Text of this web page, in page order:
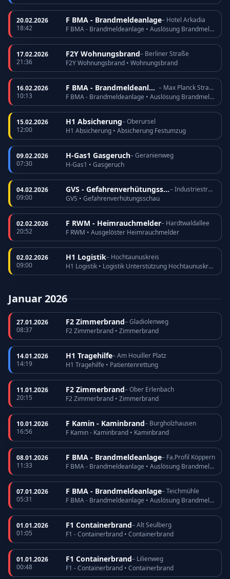
20.02.2026
18:42
F BMA - Brandmeldeanlage– Hotel Arkadia
F BMA - Brandmeldeanlage • Auslösung Brandmeldeanlage
17.02.2026
21:36
F2Y Wohnungsbrand– Berliner Straße
F2Y Wohnungsbrand • Wohnungsbrand
16.02.2026
10:13
F BMA - Brandmeldeanlage
– Max Planck Straße
F BMA - Brandmeldeanlage • Auslösung Brandmeldeanlage
15.02.2026
12:00
H1 Absicherung– Oberursel
H1 Absicherung • Absicherung Festumzug
09.02.2026
07:30
H-Gas1 Gasgeruch– Geranienweg
H-Gas1 • Gasgeruch
04.02.2026
09:00
GVS - Gefahrenverhütungsschau
– Industriestraße
GVS • Gefahrenverhütungsschau
02.02.2026
20:52
F RWM - Heimrauchmelder– Hardtwaldallee
F RWM • Ausgelöster Heimrauchmelder
02.02.2026
09:00
H1 Logistik– Hochtaunuskreis
H1 Logistik • Logistik Unterstützung Hochtaunuskreis
Januar 2026
27.01.2026
08:37
F2 Zimmerbrand– Gladiolenweg
F2 Zimmerbrand • Zimmerbrand
14.01.2026
14:19
H1 Tragehilfe– Am Houiller Platz
H1 Tragehilfe • Patientenrettung
11.01.2026
20:15
F2 Zimmerbrand– Ober Erlenbach
F2 Zimmerbrand • Zimmerbrand
10.01.2026
16:56
F Kamin - Kaminbrand– Burgholzhausen
F Kamin - Kaminbrand • Kaminbrand
08.01.2026
11:33
F BMA - Brandmeldeanlage– Fa.Profil Köppern
F BMA - Brandmeldeanlage • Auslösung Brandmeldeanlage
07.01.2026
05:31
F BMA - Brandmeldeanlage– Teichmühle
F BMA - Brandmeldeanlage • Auslösung Brandmeldeanlage
01.01.2026
01:05
F1 Containerbrand– Alt Seulberg
F1 - Containerbrand • Containerbrand
01.01.2026
00:48
F1 Containerbrand– Lilienweg
F1 - Containerbrand • Containerbrand